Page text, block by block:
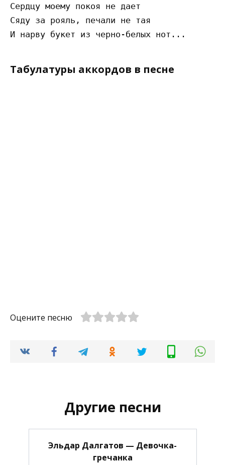
Сердцу моему покоя не дает
Сяду за рояль, печали не тая
Табулатуры аккордов в песне
Оцените песню
Другие песни
Эльдар Далгатов — Девочка-
гречанка